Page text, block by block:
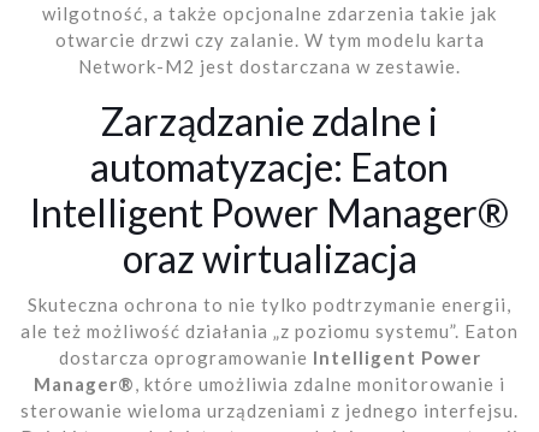
wilgotność, a także opcjonalne zdarzenia takie jak
otwarcie drzwi czy zalanie. W tym modelu karta
Network-M2 jest dostarczana w zestawie.
Zarządzanie zdalne i
automatyzacje: Eaton
Intelligent Power Manager®
oraz wirtualizacja
Skuteczna ochrona to nie tylko podtrzymanie energii,
ale też możliwość działania „z poziomu systemu”. Eaton
dostarcza oprogramowanie Intelligent Power
Manager®, które umożliwia zdalne monitorowanie i
sterowanie wieloma urządzeniami z jednego interfejsu.